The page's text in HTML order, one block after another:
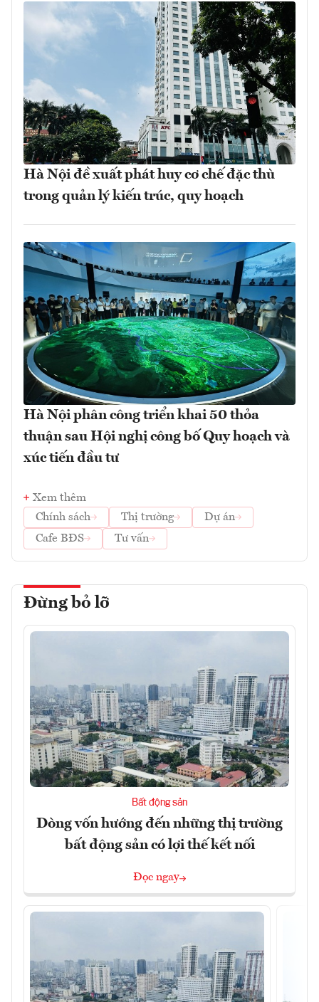
Hà Nội đề xuất phát huy cơ chế đặc thù
trong quản lý kiến trúc, quy hoạch
Hà Nội phân công triển khai 50 thỏa
thuận sau Hội nghị công bố Quy hoạch và
xúc tiến đầu tư
Xem thêm
Chính sách
Thị trường
Dự án
Cafe BĐS
Tư vấn
Đừng bỏ lỡ
Bất động sản
Dòng vốn hướng đến những thị trường
bất động sản có lợi thế kết nối
Đọc ngay